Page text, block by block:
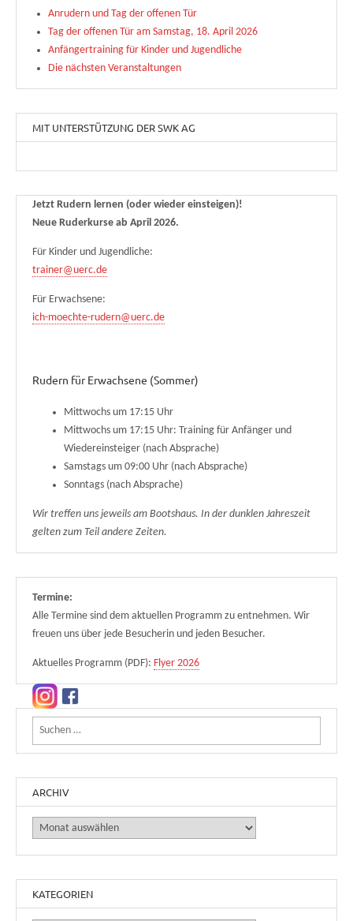
Anrudern und Tag der offenen Tür
Tag der offenen Tür am Samstag, 18. April 2026
Anfängertraining für Kinder und Jugendliche
Die nächsten Veranstaltungen
MIT UNTERSTÜTZUNG DER SWK AG
Jetzt Rudern lernen (oder wieder einsteigen)!
Neue Ruderkurse ab April 2026.
Für Kinder und Jugendliche:
trainer@uerc.de
Für Erwachsene:
ich-moechte-rudern@uerc.de
Rudern für Erwachsene (Sommer)
Mittwochs um 17:15 Uhr
Mittwochs um 17:15 Uhr: Training für Anfänger und
Wiedereinsteiger (nach Absprache)
Samstags um 09:00 Uhr (nach Absprache)
Sonntags (nach Absprache)
Wir treffen uns jeweils am Bootshaus. In der dunklen Jahreszeit
gelten zum Teil andere Zeiten.
Termine:
Alle Termine sind dem aktuellen Programm zu entnehmen. Wir
freuen uns über jede Besucherin und jeden Besucher.
Aktuelles Programm (PDF): Flyer 2026
Suchen nach:
ARCHIV
Archiv
KATEGORIEN